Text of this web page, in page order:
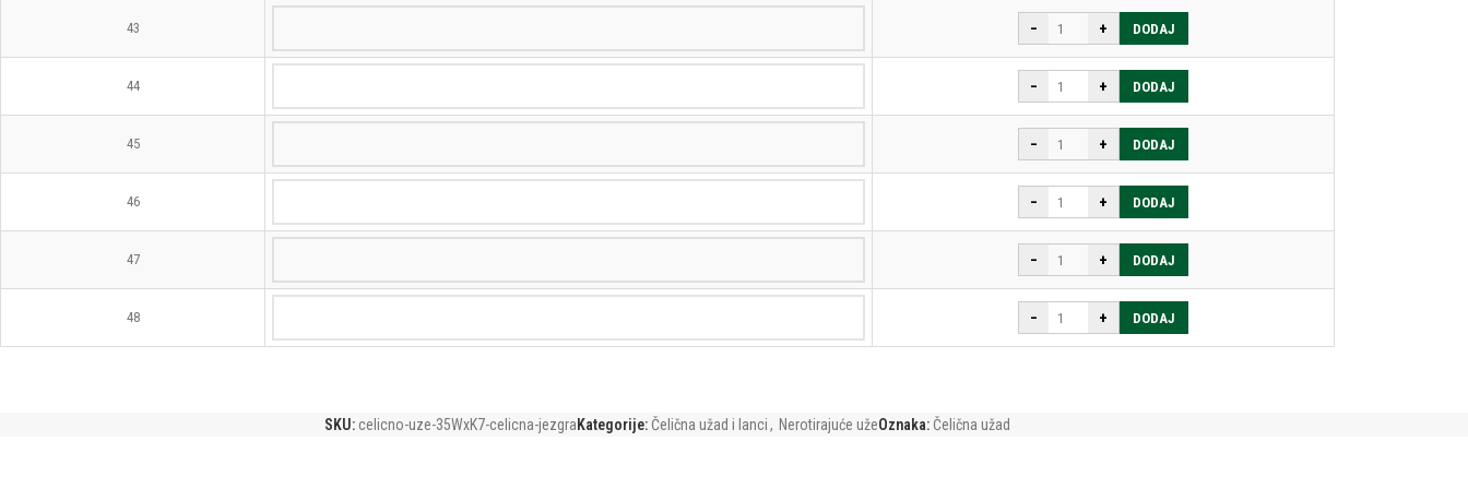
43 − + DODAJ
44 − + DODAJ
45 − + DODAJ
46 − + DODAJ
47 − + DODAJ
48 − + DODAJ
SKU: celicno-uze-35WxK7-celicna-jezgraKategorije: Čelična užad i lanci, Nerotirajuće užeOznaka: Čelična užad